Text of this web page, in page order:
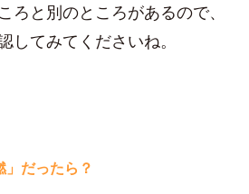
ろと別のところがあるので、
してみてくださいね。
」だったら？